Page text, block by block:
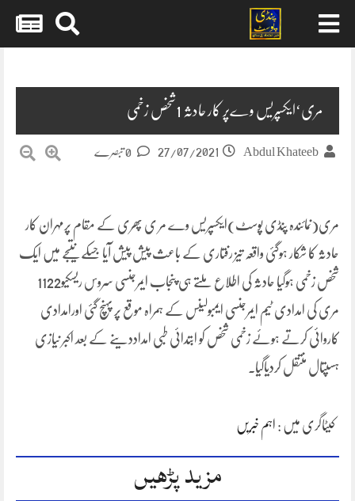
مری‘ایکسپریس وےپر کار حادثہ 1شخص زخمی
Abdul Khateeb
27/07/2021
مری(نمائندہ پنڈی پوسٹ)ایکسپریس وے مر ی پھری کے مقام پرمہران کار
حادثہ کا شکار ہوگئی واقعہ تیز رفتاری کے باعث پیش پیش آیا جسکے نتیجے میں ایک
شخص زخمی ہوگیا حادثہ کی اطلاع ملتے ہی پنجاب ایمرجنسی سروس ریسکیو1122
مری کی امدادی ٹیم ایمرجنسی ایمبولینس کے ہمراہ موقع پر پہنچ گئی اورامدادی
کاروائی کرتے ہوئے زخمی شخص کو ابتدائی طبی امداددینے کے بعد اکبر نیازی
ہسپتال منتقل کردیاگیا۔
کیٹاگری میں : اہم خبریں
مزید پڑھیں